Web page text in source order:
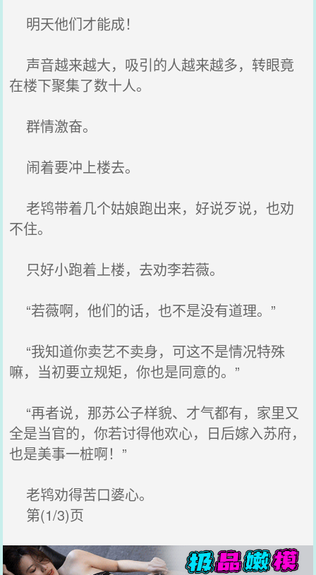
明天他们才能成！
声音越来越大，吸引的人越来越多，转眼竟
在楼下聚集了数十人。
群情激奋。
闹着要冲上楼去。
老鸨带着几个姑娘跑出来，好说歹说，也劝
不住。
只好小跑着上楼，去劝李若薇。
“若薇啊，他们的话，也不是没有道理。”
“我知道你卖艺不卖身，可这不是情况特殊
嘛，当初要立规矩，你也是同意的。”
“再者说，那苏公子样貌、才气都有，家里又
全是当官的，你若讨得他欢心，日后嫁入苏府，
也是美事一桩啊！”
老鸨劝得苦口婆心。
第(1/3)页